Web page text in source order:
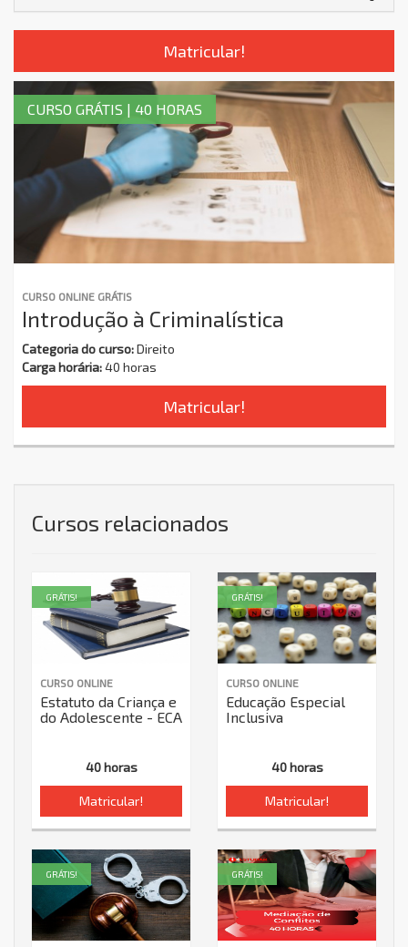
Matricular!
CURSO ONLINE GRÁTIS
Introdução à Criminalística
Categoria do curso:Direito
Carga horária:40 horas
Matricular!
CURSO GRÁTIS | 40 HORAS
Cursos relacionados
CURSO ONLINE
Estatuto da Criança e
do Adolescente - ECA
40 horas
Matricular!
GRÁTIS!
CURSO ONLINE
Educação Especial
Inclusiva
40 horas
Matricular!
GRÁTIS!
GRÁTIS! GRÁTIS!